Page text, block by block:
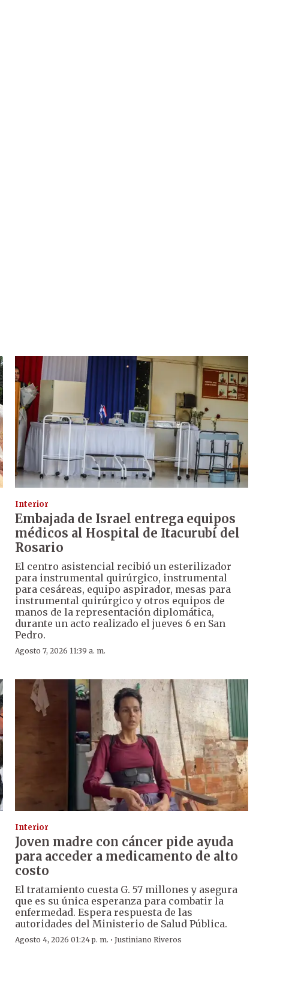
Interior
Embajada de Israel entrega equipos
médicos al Hospital de Itacurubí del
Rosario
El centro asistencial recibió un esterilizador
para instrumental quirúrgico, instrumental
para cesáreas, equipo aspirador, mesas para
instrumental quirúrgico y otros equipos de
manos de la representación diplomática,
durante un acto realizado el jueves 6 en San
Pedro.
Agosto 7, 2026 11:39 a. m.
Interior
Joven madre con cáncer pide ayuda
para acceder a medicamento de alto
costo
El tratamiento cuesta G. 57 millones y asegura
que es su única esperanza para combatir la
enfermedad. Espera respuesta de las
autoridades del Ministerio de Salud Pública.
Agosto 4, 2026 01:24 p. m. · Justiniano Riveros